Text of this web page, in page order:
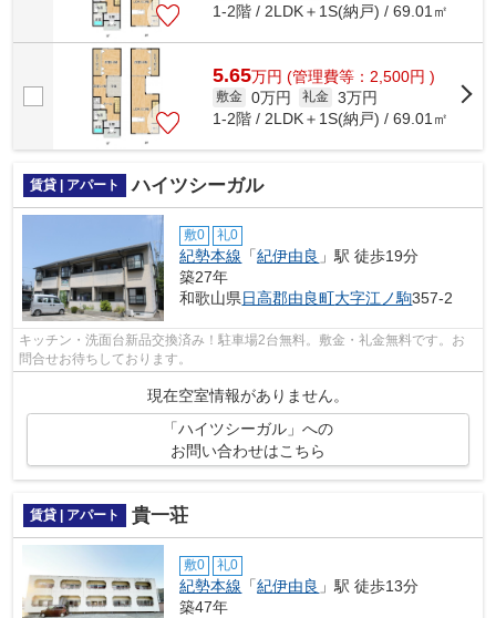
1-2階 / 2LDK＋1S(納戸) / 69.01㎡
5.65万円 (管理費等：2,500円 )
敷金 0万円 礼金 3万円
1-2階 / 2LDK＋1S(納戸) / 69.01㎡
賃貸 | アパート ハイツシーガル
敷0 礼0
紀勢本線 「紀伊由良 」駅 徒歩19分
築27年
和歌山県日高郡由良町大字江ノ駒357-2
キッチン・洗面台新品交換済み！駐車場2台無料。敷金・礼金無料です。お
問合せお待ちしております。
現在空室情報がありません。
「ハイツシーガル」への
お問い合わせはこちら
賃貸 | アパート 貴一荘
敷0 礼0
紀勢本線 「紀伊由良 」駅 徒歩13分
築47年